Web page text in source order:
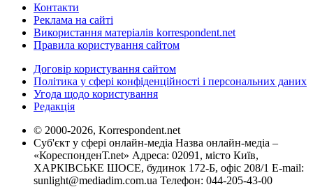
Контакти
Реклама на сайті
Використання матеріалів korrespondent.net
Правила користування сайтом
Договір користування сайтом
Політика у сфері конфіденційності і персональних даних
Угода щодо користування
Редакція
© 2000-2026, Korrespondent.net
Суб'єкт у сфері онлайн-медіа Назва онлайн-медіа –
«КореспонденТ.net» Адреса: 02091, місто Київ,
ХАРКІВСЬКЕ ШОСЕ, будинок 172-Б, офіс 208/1 E-mail:
sunlight@mediadim.com.ua Телефон: 044-205-43-00